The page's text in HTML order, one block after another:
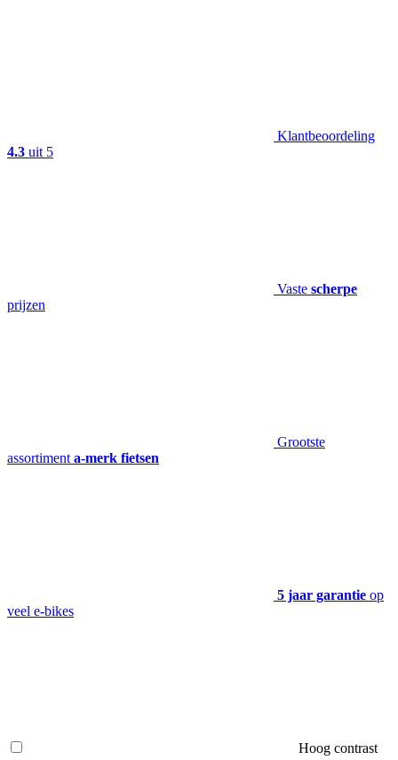
Klantbeoordeling
4.3 uit 5
Vaste scherpe
prijzen
Grootste
assortiment a-merk fietsen
5 jaar garantie op
veel e-bikes
Hoog contrast